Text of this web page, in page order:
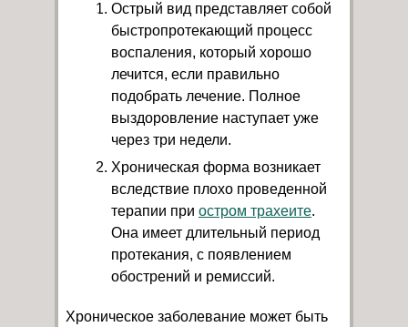
Острый вид представляет собой
быстропротекающий процесс
воспаления, который хорошо
лечится, если правильно
подобрать лечение. Полное
выздоровление наступает уже
через три недели.
Хроническая форма возникает
вследствие плохо проведенной
терапии при остром трахеите.
Она имеет длительный период
протекания, с появлением
обострений и ремиссий.
Хроническое заболевание может быть